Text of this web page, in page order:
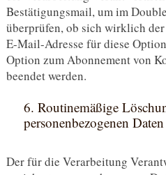
Bestätigungsmail, um im
überprüfen, ob sich wirklich
E-Mail-Adresse für diese
Option zum Abonnement von
beendet werden.
6. Routinemäßige
personenbezogenen Daten
Der für die Verarbeitung